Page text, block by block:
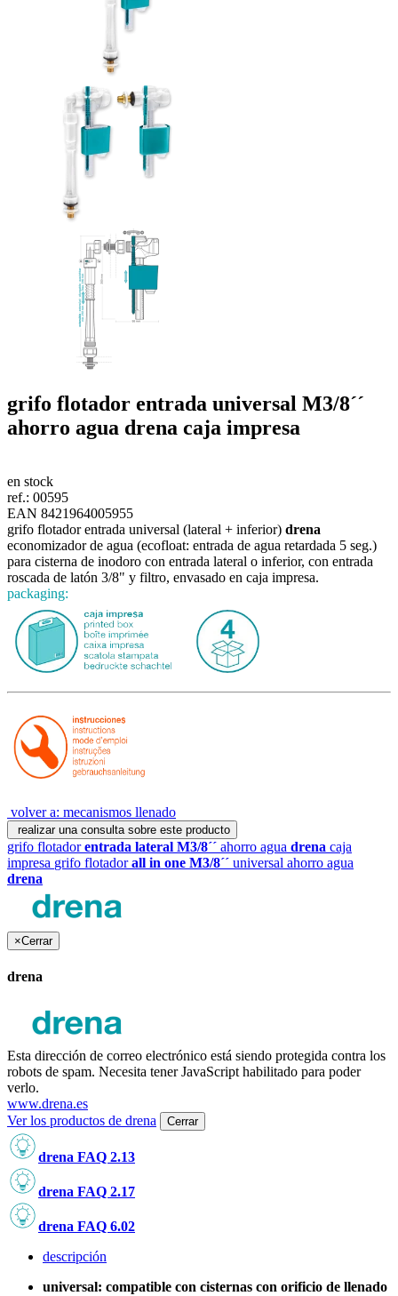
grifo flotador entrada universal M3/8´´
ahorro agua drena caja impresa
en stock
ref.: 00595
EAN 8421964005955
grifo flotador entrada universal (lateral + inferior) drena
economizador de agua (ecofloat: entrada de agua retardada 5 seg.)
para cisterna de inodoro con entrada lateral o inferior, con entrada
roscada de latón 3/8" y filtro, envasado en caja impresa.
packaging:
volver a: mecanismos llenado
realizar una consulta sobre este producto
grifo flotadorentrada lateral M3/8´´ ahorro agua drena caja
impresa grifo flotadorall in one M3/8´´ universal ahorro agua
drena
×Cerrar
drena
Esta dirección de correo electrónico está siendo protegida contra los
robots de spam. Necesita tener JavaScript habilitado para poder
verlo.
www.drena.es
Ver los productos de drena
Cerrar
drena FAQ 2.13
drena FAQ 2.17
drena FAQ 6.02
descripción
universal: compatible con cisternas con orificio de llenado